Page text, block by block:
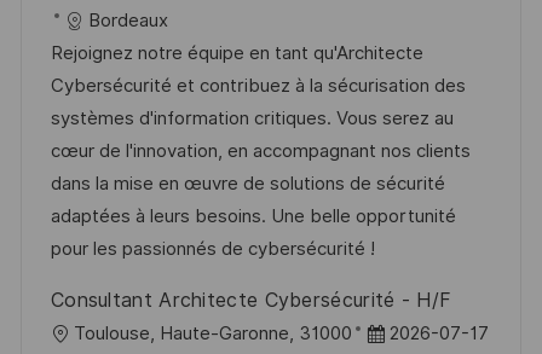
a
t
i
o
n
e
d
D
a
t
e
b
I
d
a
t
e
g
o
r
y
Bordeaux
Rejoignez notre équipe en tant qu'Architecte
Cybersécurité et contribuez à la sécurisation des
systèmes d'information critiques. Vous serez au
cœur de l'innovation, en accompagnant nos clients
dans la mise en œuvre de solutions de sécurité
adaptées à leurs besoins. Une belle opportunité
pour les passionnés de cybersécurité !
Consultant Architecte Cybersécurité - H/F
L
Toulouse, Haute-Garonne, 31000
P
2026-07-17